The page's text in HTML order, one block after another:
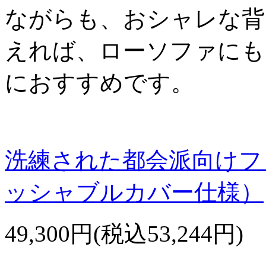
ながらも、おシャレな
えれば、ローソファに
におすすめです。
洗練された都会派向け
ッシャブルカバー仕様）
49,300円(税込53,244円)